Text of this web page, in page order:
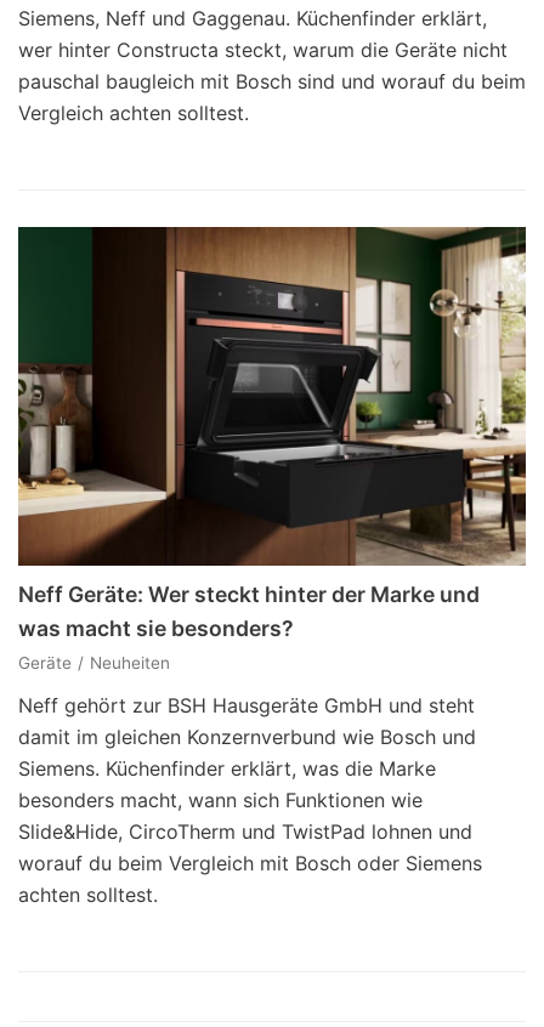
Siemens, Neff und Gaggenau. Küchenfinder erklärt,
wer hinter Constructa steckt, warum die Geräte nicht
pauschal baugleich mit Bosch sind und worauf du beim
Vergleich achten solltest.
Neff Geräte: Wer steckt hinter der Marke und
was macht sie besonders?
Geräte Neuheiten
Neff gehört zur BSH Hausgeräte GmbH und steht
damit im gleichen Konzernverbund wie Bosch und
Siemens. Küchenfinder erklärt, was die Marke
besonders macht, wann sich Funktionen wie
Slide&Hide, CircoTherm und TwistPad lohnen und
worauf du beim Vergleich mit Bosch oder Siemens
achten solltest.